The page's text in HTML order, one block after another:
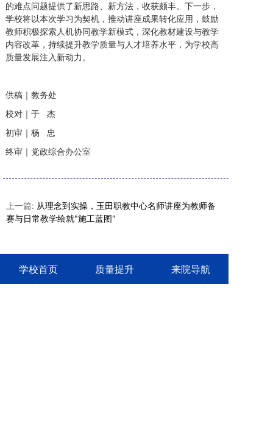
的难点问题提供了新思路、新方法，收获颇丰。下一步，
学校将以本次学习为契机，推动讲座成果转化应用，鼓励
教师积极探索人机协同教学新模式，深化教材建设与教学
内容改革，持续提升教学质量与人才培养水平，为学校高
质量发展注入新动力。
供稿｜教务处
校对｜于 杰
初审｜杨 忠
终审｜党政综合办公室
上一篇: 从理念到实操，玉田职教中心名师讲座为教师备
赛与日常教学绘就"施工蓝图"
学校首页 质量提升 来院导航